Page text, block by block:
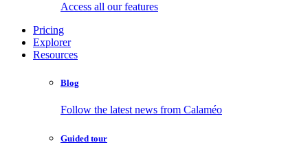
Access all our features
Pricing
Explorer
Resources
Blog
Follow the latest news from Calaméo
Guided tour